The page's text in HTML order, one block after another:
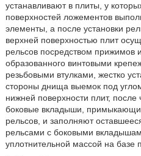
устанавливают в плиты, у
поверхностей ложементов
элементы, а после установки
верхней поверхностью плит
рельсов посредством прижимов
образованного винтовыми
резьбовыми втулками, жестко
стороны днища выемок под
нижней поверхности плит, после
боковые вкладыши,
рельсов, и заполняют
рельсами с боковыми
уплотнительной массой на базе